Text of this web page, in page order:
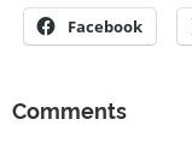
Facebook
Comments